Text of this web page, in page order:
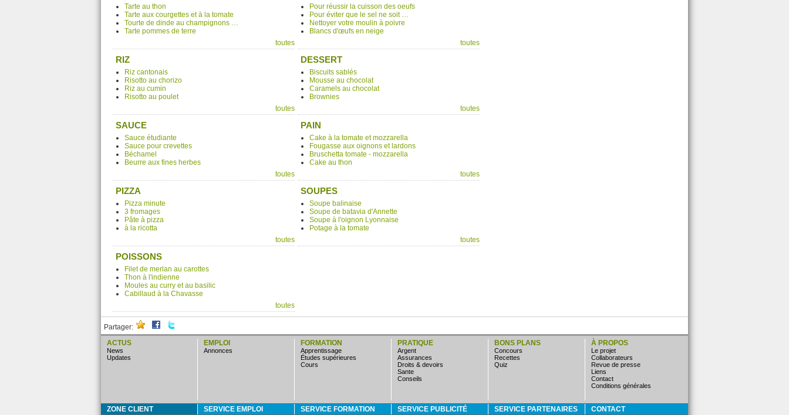
Tarte au thon
Tarte aux courgettes et à la tomate
Tourte de dinde au champignons …
Tarte pommes de terre
toutes
Pour réussir la cuisson des oeufs
Pour éviter que le sel ne soit …
Nettoyer votre moulin à poivre
Blancs d'œufs en neige
toutes
RIZ
Riz cantonais
Risotto au chorizo
Riz au cumin
Risotto au poulet
toutes
DESSERT
Biscuits sablés
Mousse au chocolat
Caramels au chocolat
Brownies
toutes
SAUCE
Sauce étudiante
Sauce pour crevettes
Béchamel
Beurre aux fines herbes
toutes
PAIN
Cake à la tomate et mozzarella
Fougasse aux oignons et lardons
Bruschetta tomate - mozzarella
Cake au thon
toutes
PIZZA
Pizza minute
3 fromages
Pâte à pizza
à la ricotta
toutes
SOUPES
Soupe balinaise
Soupe de batavia d'Annette
Soupe à l'oignon Lyonnaise
Potage à la tomate
toutes
POISSONS
Filet de merlan au carottes
Thon à l'indienne
Moules au curry et au basilic
Cabillaud à la Chavasse
toutes
Partager:
ACTUS
news
updates
EMPLOI
annonces
FORMATION
apprentissage
études supérieures
cours
PRATIQUE
argent
assurances
droits & devoirs
sante
conseils
BONS PLANS
concours
Recettes
quiz
À PROPOS
Le projet
Collaborateurs
Revue de presse
Liens
Contact
Conditions générales
ZONE CLIENT SERVICE EMPLOI SERVICE FORMATION SERVICE PUBLICITÉ SERVICE PARTENAIRES CONTACT